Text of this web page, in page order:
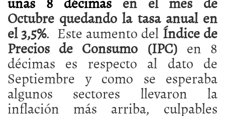
Octubre quedando la tasa anual en
el 3,5%. Este aumento del Índice de
Precios de Consumo (IPC) en 8
décimas es respecto al dato de
Septiembre y como se esperaba
algunos sectores llevaron la
inflación más arriba, culpables